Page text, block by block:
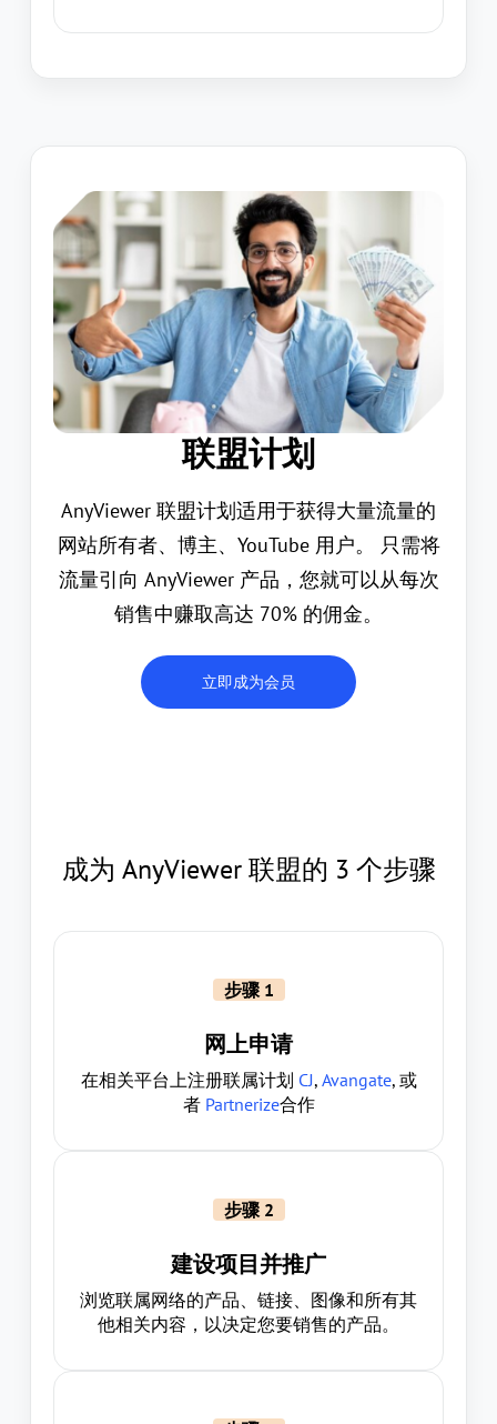
联盟计划
AnyViewer 联盟计划适用于获得大量流量的
网站所有者、博主、YouTube 用户。 只需将
流量引向 AnyViewer 产品，您就可以从每次
销售中赚取高达 70% 的佣金。
立即成为会员
成为 AnyViewer 联盟的 3 个步骤
步骤 1
网上申请
在相关平台上注册联属计划 CJ, Avangate, 或
者 Partnerize合作
步骤 2
建设项目并推广
浏览联属网络的产品、链接、图像和所有其
他相关内容，以决定您要销售的产品。